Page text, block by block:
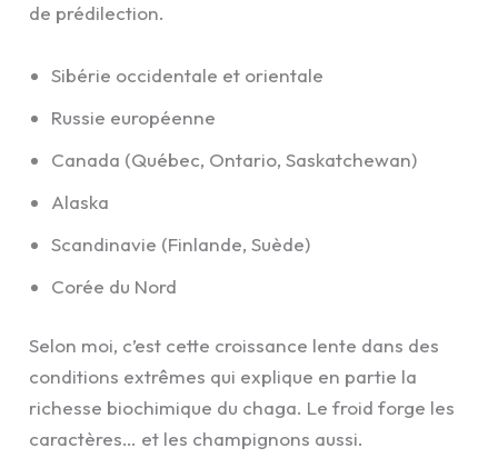
de prédilection.
Sibérie occidentale et orientale
Russie européenne
Canada (Québec, Ontario, Saskatchewan)
Alaska
Scandinavie (Finlande, Suède)
Corée du Nord
Selon moi, c’est cette croissance lente dans des
conditions extrêmes qui explique en partie la
richesse biochimique du chaga. Le froid forge les
caractères… et les champignons aussi.